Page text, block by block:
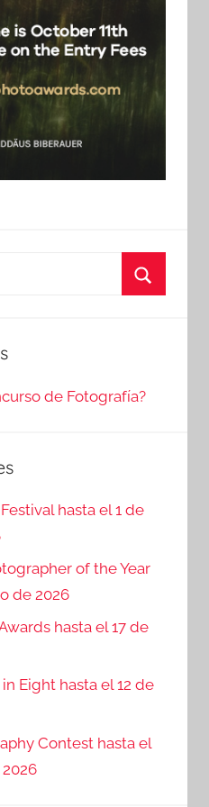
de Fotografía?
hasta el 1 de
of the Year
de 2026
hasta el 17 de
Eight hasta el 12 de
Contest hasta el